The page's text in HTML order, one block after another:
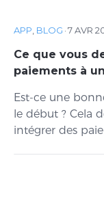
APP BLOG ·7 AVR
Ce que vous
paiements à
Est-ce une
le début ? Cela
intégrer des